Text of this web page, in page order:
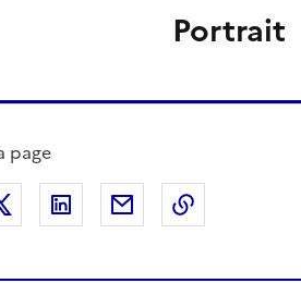
Portrait
page
sur Facebook
Partager sur XPartager sur LinkedIn
Partager par email